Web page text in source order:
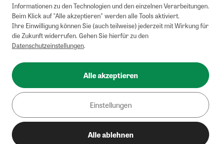
Informationen zu den Technologien und den einzelnen Verarbeitungen.
Beim Klick auf "Alle akzeptieren" werden alle Tools aktiviert.
Ihre Einwilligung können Sie (auch teilweise) jederzeit mit Wirkung für
die Zukunft widerrufen. Gehen Sie hierfür zu den
Datenschutzeinstellungen.
Alle akzeptieren
Einstellungen
Alle ablehnen